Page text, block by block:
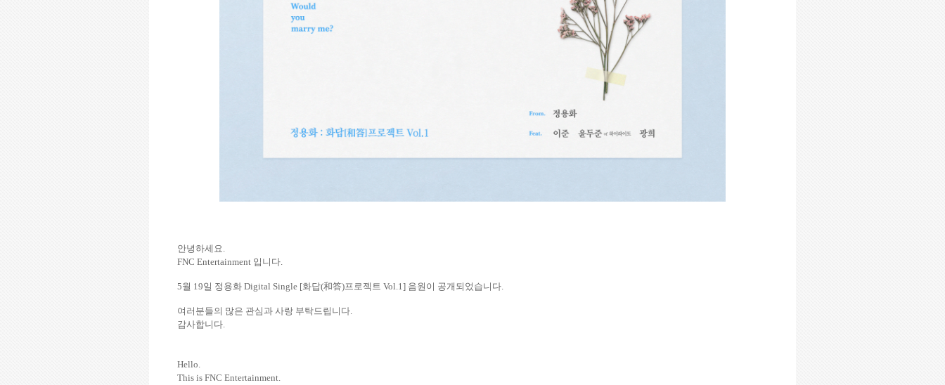
안녕하세요.
FNC Entertainment 입니다.
5월 19일 정용화 Digital Single [화답(和答)프로젝트 Vol.1] 음원이 공개되었습니다.
여러분들의 많은 관심과 사랑 부탁드립니다.
감사합니다.
Hello.
This is FNC Entertainment.